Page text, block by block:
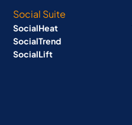
Social Suite
SocialHeat
SocialTrend
SocialLift